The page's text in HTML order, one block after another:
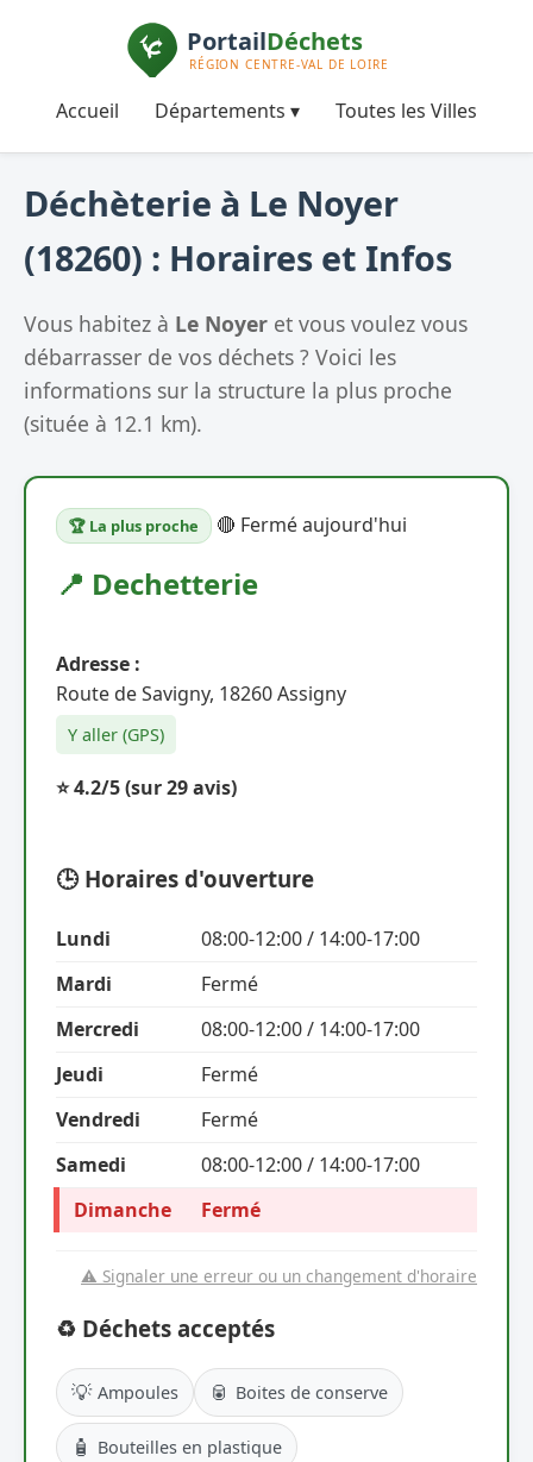
Accueil Départements ▾ Toutes les Villes
Déchèterie à Le Noyer
(18260) : Horaires et Infos
Vous habitez à Le Noyer et vous voulez vous
débarrasser de vos déchets ? Voici les
informations sur la structure la plus proche
(située à 12.1 km).
🏆 La plus proche 🔴 Fermé aujourd'hui
📍 Dechetterie
Adresse :
Route de Savigny, 18260 Assigny
Y aller (GPS)
⭐ 4.2/5(sur 29 avis)
🕒 Horaires d'ouverture
Lundi
08:00-12:00 / 14:00-17:00
Mardi
Fermé
Mercredi
08:00-12:00 / 14:00-17:00
Jeudi
Fermé
Vendredi
Fermé
Samedi
08:00-12:00 / 14:00-17:00
Dimanche
Fermé
⚠️ Signaler une erreur ou un changement d'horaire
♻️ Déchets acceptés
💡 Ampoules 🥫 Boites de conserve
🧴 Bouteilles en plastique